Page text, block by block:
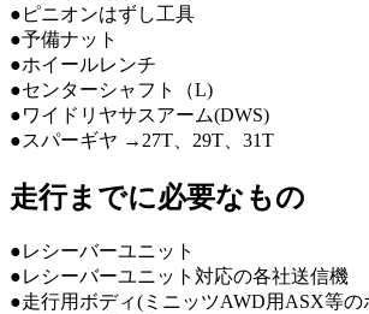
●ピニオンはずし工具
●予備ナット
●ホイールレンチ
●センターシャフト（L)
●ワイドリヤサスアーム(DWS)
●スパーギヤ →27T、29T、31T
走行までに必要なもの
●レシーバーユニット
●レシーバーユニット対応の各社送信機
●走行用ボディ(ミニッツAWD用ASX等